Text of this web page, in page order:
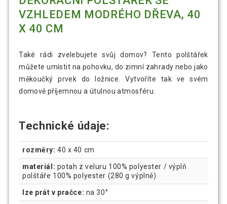
VZHLEDEM MODRÉHO DŘEVA, 40
X 40 CM
Také rádi zvelebujete svůj domov? Tento polštářek
můžete umístit na pohovku, do zimní zahrady nebo jako
měkoučký prvek do ložnice. Vytvoříte tak ve svém
domově příjemnou a útulnou atmosféru.
Technické údaje:
rozměry: 40 x 40 cm
materiál: potah z veluru 100% polyester / výplň
polštáře 100% polyester (280 g výplně)
lze prát v pračce: na 30°